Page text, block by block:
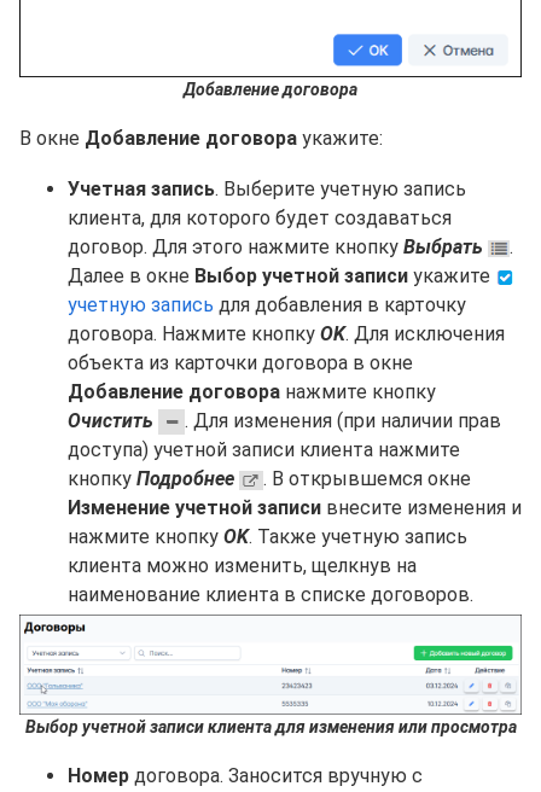
Добавление договора
В окне Добавление договора укажите:
Учетная запись. Выберите учетную запись
клиента, для которого будет создаваться
договор. Для этого нажмите кнопку Выбрать
.
Далее в окне Выбор учетной записи укажите
учетную запись для добавления в карточку
договора. Нажмите кнопку OK. Для исключения
объекта из карточки договора в окне
Добавление договора нажмите кнопку
Очистить
. Для изменения (при наличии прав
доступа) учетной записи клиента нажмите
кнопку Подробнее
. В открывшемся окне
Изменение учетной записи внесите изменения и
нажмите кнопку OK. Также учетную запись
клиента можно изменить, щелкнув на
наименование клиента в списке договоров.
Выбор учетной записи клиента для изменения или просмотра
Номер договора. Заносится вручную с